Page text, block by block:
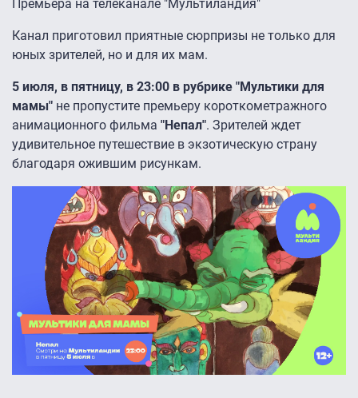
Премьера на телеканале "Мультиландия"
Канал приготовил приятные сюрпризы не только для
юных зрителей, но и для их мам.
5 июля, в пятницу, в 23:00 в рубрике "Мультики для
мамы" не пропустите премьеру короткометражного
анимационного фильма "Непал". Зрителей ждет
удивительное путешествие в экзотическую страну
благодаря ожившим рисункам.